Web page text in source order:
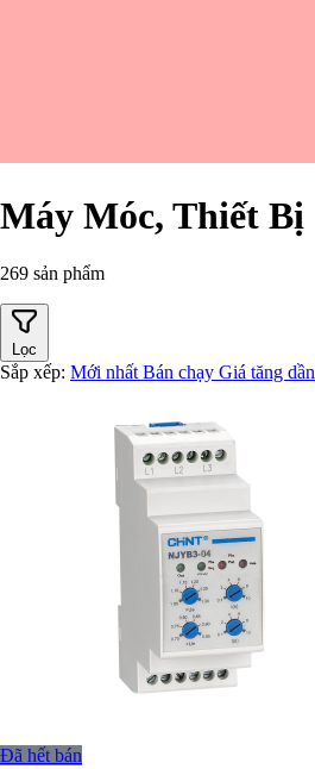
Máy Móc, Thiết Bị
269 sản phẩm
Lọc
Sắp xếp: Mới nhất Bán chạy Giá tăng dần
Đã hết bán